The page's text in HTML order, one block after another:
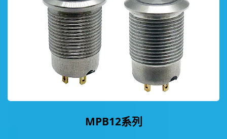
MPB12系列